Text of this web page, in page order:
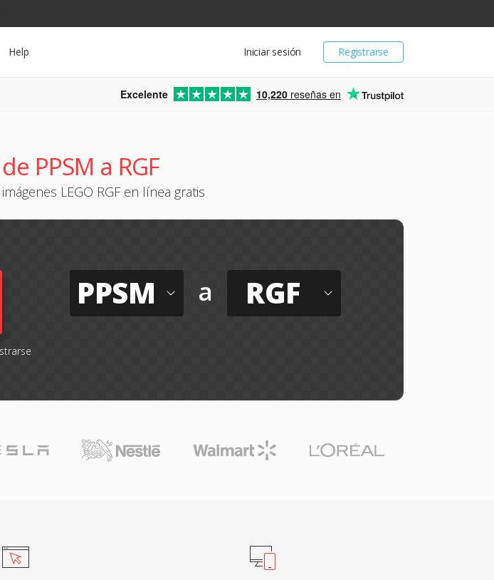
Registrarse
Iniciar sesión
Help
Excelente 10,220 reseñas en
PPSM a RGF
LEGO RGF en línea gratis
PPSM a RGF